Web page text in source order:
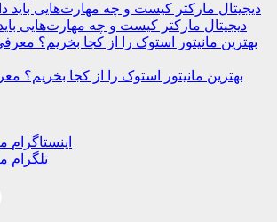
دیجیتال مارکتر کیست و چه مهارت‌هایی
بهترین مانیتور استوک را از کجا بخریم؟
اینستاگرام
تلگرام